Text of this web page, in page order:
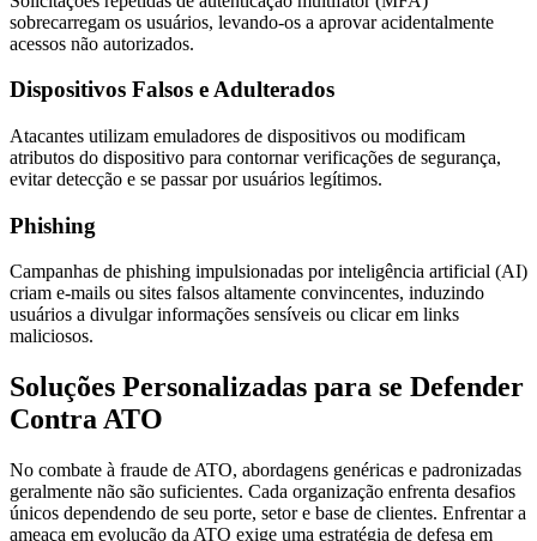
sobrecarregam os usuários, levando-os a aprovar acidentalmente
acessos não autorizados.
Dispositivos Falsos e Adulterados
Atacantes utilizam emuladores de dispositivos ou modificam
atributos do dispositivo para contornar verificações de segurança,
evitar detecção e se passar por usuários legítimos.
Phishing
Campanhas de phishing impulsionadas por inteligência artificial (AI)
criam e-mails ou sites falsos altamente convincentes, induzindo
usuários a divulgar informações sensíveis ou clicar em links
maliciosos.
Soluções Personalizadas para se Defender
Contra ATO
No combate à fraude de ATO, abordagens genéricas e padronizadas
geralmente não são suficientes. Cada organização enfrenta desafios
únicos dependendo de seu porte, setor e base de clientes. Enfrentar a
ameaça em evolução da ATO exige uma estratégia de defesa em